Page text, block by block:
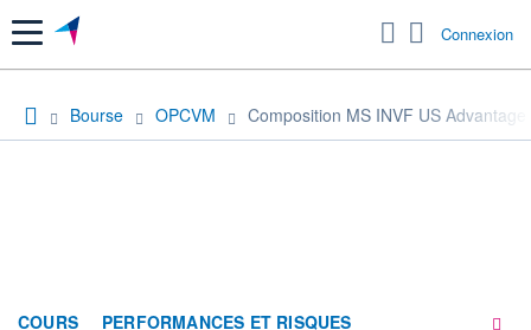
Menu Connexion
Bourse OPCVM Composition MS INVF US Advantage
COURS PERFORMANCES ET RISQUES